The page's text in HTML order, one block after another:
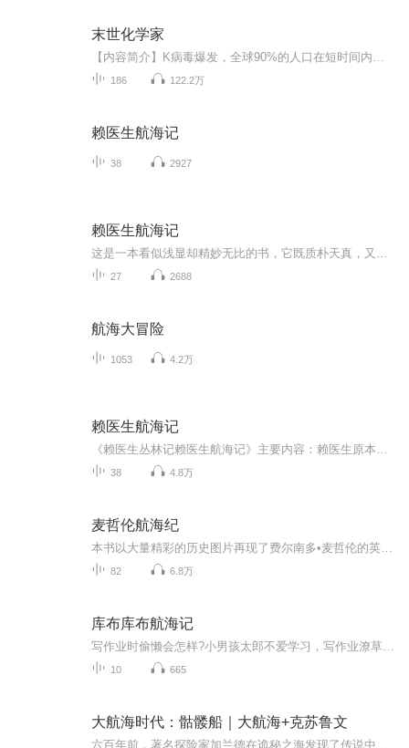
末世化学家
186 122.2万
赖医生航海记
38 2927
赖医生航海记
27 2688
航海大冒险
1053 4.2万
赖医生航海记
38 4.8万
麦哲伦航海纪
82 6.8万
库布库布航海记
10 665
大航海时代：骷髅船｜大航海+克苏鲁文